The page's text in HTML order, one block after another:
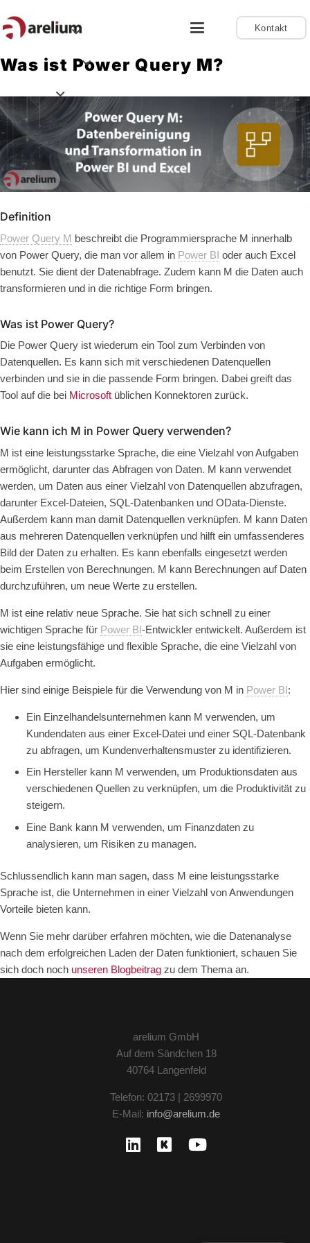
Kontakt
Was ist Power Query M?
Definition
Power Query M beschreibt die Programmiersprache M innerhalb
von Power Query, die man vor allem in Power BI oder auch Excel
benutzt. Sie dient der Datenabfrage. Zudem kann M die Daten auch
transformieren und in die richtige Form bringen.
Was ist Power Query?
Die Power Query ist wiederum ein Tool zum Verbinden von
Datenquellen. Es kann sich mit verschiedenen Datenquellen
verbinden und sie in die passende Form bringen. Dabei greift das
Tool auf die bei Microsoft üblichen Konnektoren zurück.
Wie kann ich M in Power Query verwenden?
M ist eine leistungsstarke Sprache, die eine Vielzahl von Aufgaben
ermöglicht, darunter das Abfragen von Daten. M kann verwendet
werden, um Daten aus einer Vielzahl von Datenquellen abzufragen,
darunter Excel-Dateien, SQL-Datenbanken und OData-Dienste.
Außerdem kann man damit Datenquellen verknüpfen. M kann Daten
aus mehreren Datenquellen verknüpfen und hilft ein umfassenderes
Bild der Daten zu erhalten. Es kann ebenfalls eingesetzt werden
beim Erstellen von Berechnungen. M kann Berechnungen auf Daten
durchzuführen, um neue Werte zu erstellen.
M ist eine relativ neue Sprache. Sie hat sich schnell zu einer
wichtigen Sprache für Power BI-Entwickler entwickelt. Außerdem ist
sie eine leistungsfähige und flexible Sprache, die eine Vielzahl von
Aufgaben ermöglicht.
Hier sind einige Beispiele für die Verwendung von M in Power BI:
Ein Einzelhandelsunternehmen kann M verwenden, um
Kundendaten aus einer Excel-Datei und einer SQL-Datenbank
zu abfragen, um Kundenverhaltensmuster zu identifizieren.
Ein Hersteller kann M verwenden, um Produktionsdaten aus
verschiedenen Quellen zu verknüpfen, um die Produktivität zu
steigern.
Eine Bank kann M verwenden, um Finanzdaten zu
analysieren, um Risiken zu managen.
Schlussendlich kann man sagen, dass M eine leistungsstarke
Sprache ist, die Unternehmen in einer Vielzahl von Anwendungen
Vorteile bieten kann.
Wenn Sie mehr darüber erfahren möchten, wie die Datenanalyse
nach dem erfolgreichen Laden der Daten funktioniert, schauen Sie
sich doch noch unseren Blogbeitrag zu dem Thema an.
arelium GmbH
Auf dem Sändchen 18
40764 Langenfeld
Telefon: 02173 | 2699970
E-Mail: info@arelium.de